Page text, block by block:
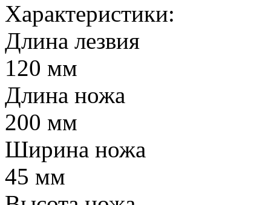
Характеристики:
Длина лезвия
120 мм
Длина ножа
200 мм
Ширина ножа
45 мм